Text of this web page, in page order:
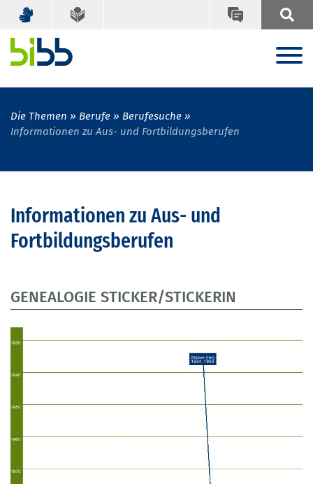
Die Themen Berufe
Berufesuche
Informationen zu Aus- und Fortbildungsberufen
Informationen zu Aus- und
Fortbildungsberufen
GENEALOGIE STICKER/STICKERIN